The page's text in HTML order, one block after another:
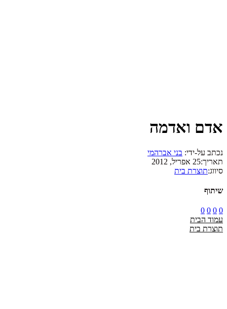
אדם ואדמה
נכתב על-ידי: בני אברהמי
תאריך:25 אפריל, 2012
סיווג:תוצרת בית
שיתוף
0
0
0
0
עמוד הבית
תוצרת בית